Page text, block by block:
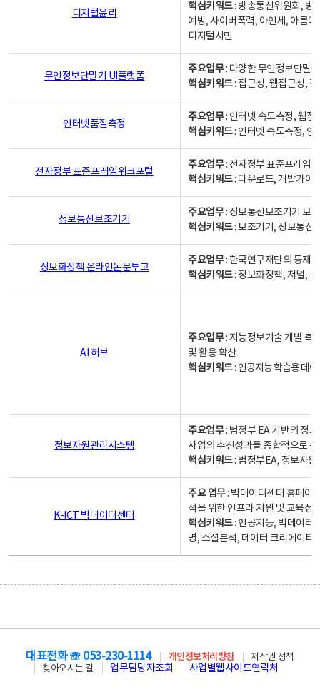
디지털윤리
핵심키워드: 방송통신위원회, 방
예방, 사이버폭력, 아인세, 아름
디지털시민
무인정보단말기 UI플랫폼
주요업무: 다양한 무인정보단말
핵심키워드: 접근성, 웹접근성,
인터넷품질측정
주요업무: 인터넷 속도측정, 웹접
핵심키워드: 인터넷 속도측정, 인
전자정부 표준프레임워크포털
주요업무: 전자정부 표준프레임
핵심키워드: 다운로드, 개발가이
정보통신보조기기
주요업무: 정보통신보조기기 보
핵심키워드: 보조기기, 정보통신
정보화정책 온라인논문투고
주요업무: 한국연구재단의 등재
핵심키워드: 정보화정책, 저널,
AI 허브
주요업무: 지능정보기술 개발 촉
및 활용 확산
핵심키워드: 인공지능 학습용 데
정보자원관리시스템
주요업무: 범정부 EA 기반의 정
사업의 추진성과를 종합적으로
핵심키워드: 범정부EA, 정보자
K-ICT 빅데이터센터
주요 업무: 빅데이터센터 홈페이
석을 위한 인프라 지원 및 교육정
핵심키워드: 인공지능, 빅데이터,
명, 소셜분석, 데이터 크리에이터
대표전화 ☏ 053-230-1114 개인정보처리방침
저작권 정책
찾아오시는 길
업무담당자조회 사업별웹사이트연락처